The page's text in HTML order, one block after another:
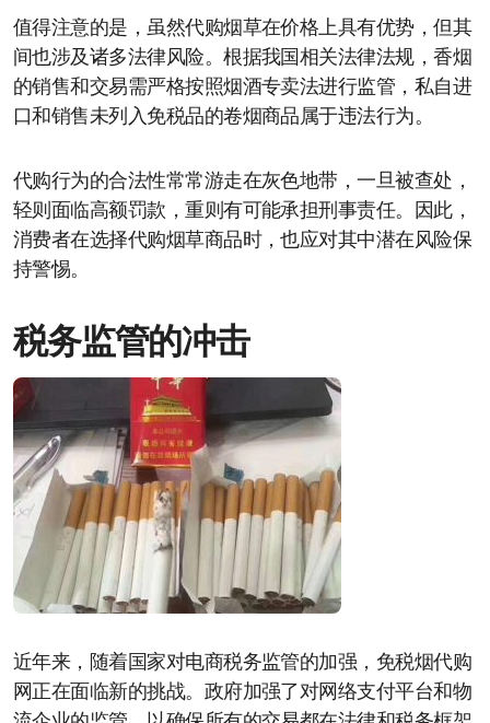
值得注意的是，虽然代购烟草在价格上具有优势，但其
间也涉及诸多法律风险。根据我国相关法律法规，香烟
的销售和交易需严格按照烟酒专卖法进行监管，私自进
口和销售未列入免税品的卷烟商品属于违法行为。
代购行为的合法性常常游走在灰色地带，一旦被查处，
轻则面临高额罚款，重则有可能承担刑事责任。因此，
消费者在选择代购烟草商品时，也应对其中潜在风险保
持警惕。
税务监管的冲击
近年来，随着国家对电商税务监管的加强，免税烟代购
网正在面临新的挑战。政府加强了对网络支付平台和物